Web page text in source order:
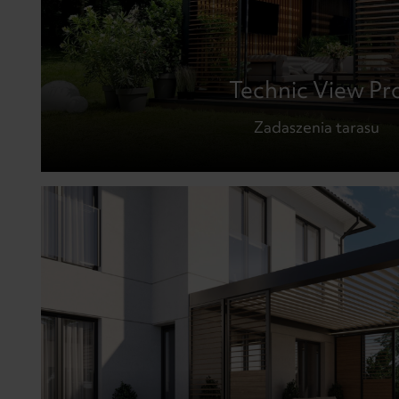
Technic View
Zadaszenia tarasu